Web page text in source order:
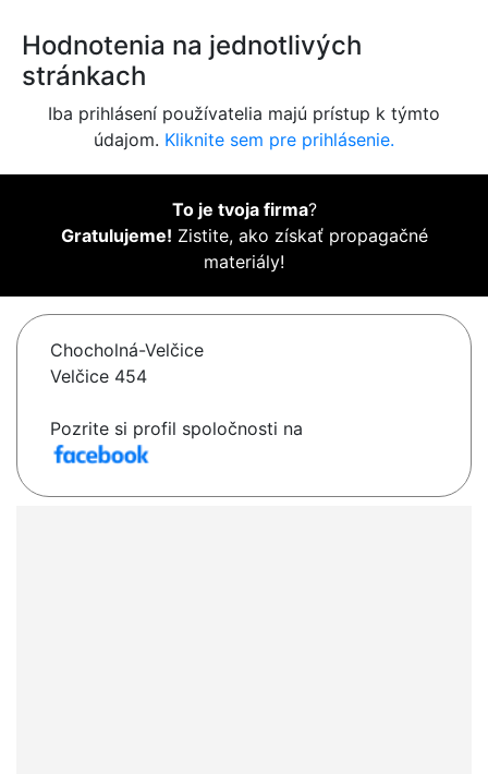
Hodnotenia na jednotlivých
stránkach
Iba prihlásení používatelia majú prístup k týmto
údajom. Kliknite sem pre prihlásenie.
To je tvoja firma?
Gratulujeme! Zistite, ako získať propagačné
materiály!
Chocholná-Velčice
Velčice 454
Pozrite si profil spoločnosti na